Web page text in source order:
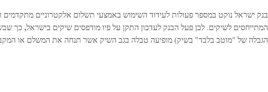
בנק ישראל נוקט במספר פעולות לעידוד השימוש באמצעי תשלום אלקטרוניים מתקדמים
המתייחסים לשיקים. לכן פעל הבנק לעדכון התקן על פיו מודפסים שיקים בישראל, כך
הגבלה של "מוטב בלבד" בשיק) מופיעה טבלה בגב השיק אשר תנחה את המשלם או